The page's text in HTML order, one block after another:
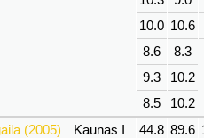
10.0 10.6
8.6
8.3
9.3
10.2
8.5
10.2
(2005) Kaunas I 44.8 89.6